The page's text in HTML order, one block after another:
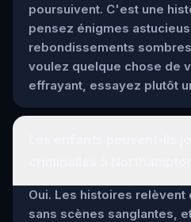
poursuivent. C'est une
pensez énigmes
rebondissements
voulez quelque chose de
effrayant, essayez plutôt
Oui. Les histoires relèvent
sans scènes sanglantes,